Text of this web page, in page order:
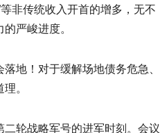
非传统收入开首的增多，无不
严峻进度。
地！对于缓解场地债务危急、
。
轮战略军号的进军时刻。会议